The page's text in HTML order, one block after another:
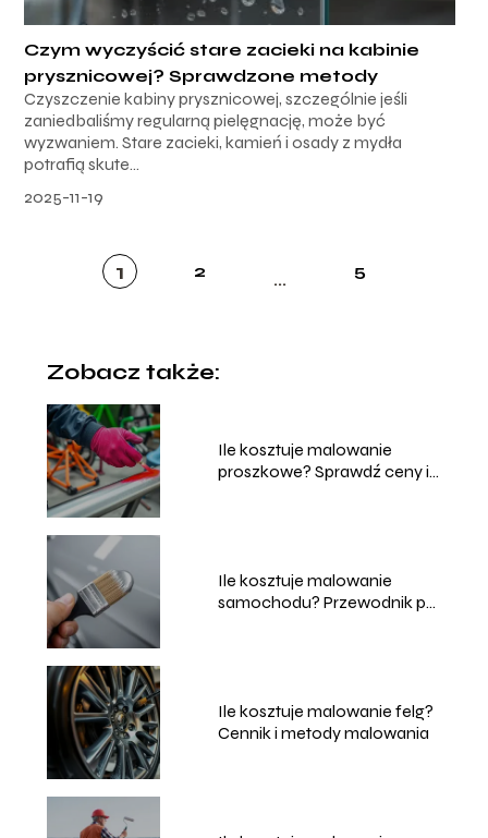
Czym wyczyścić stare zacieki na kabinie
prysznicowej? Sprawdzone metody
Czyszczenie kabiny prysznicowej, szczególnie jeśli
zaniedbaliśmy regularną pielęgnację, może być
wyzwaniem. Stare zacieki, kamień i osady z mydła
potrafią skute...
2025-11-19
1 2 ... 5
Zobacz także:
Ile kosztuje malowanie
proszkowe? Sprawdź ceny i
Ile kosztuje malowanie
samochodu? Przewodnik po
Ile kosztuje malowanie felg?
Cennik i metody malowania